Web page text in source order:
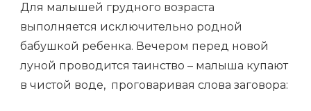
Для малышей грудного возраста
выполняется исключительно родной
бабушкой ребенка. Вечером перед новой
луной проводится таинство – малыша купают
в чистой воде, проговаривая слова заговора: